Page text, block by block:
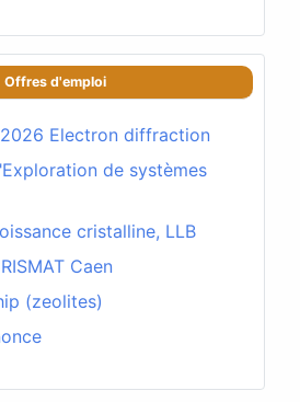
Offres d'emploi
2026 Electron diffraction
de systèmes
cristalline, LLB
Caen
(zeolites)